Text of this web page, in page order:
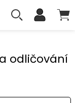
a odličování